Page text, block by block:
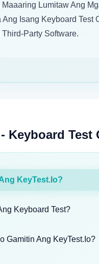
Maaaring Lumitaw Ang
Ang Isang Keyboard
Party Software.
Keyboard Test
KeyTest.io?
Keyboard Test?
Gamitin Ang KeyTest.io?